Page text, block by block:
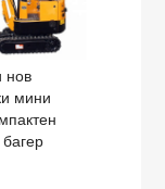
нов
мини